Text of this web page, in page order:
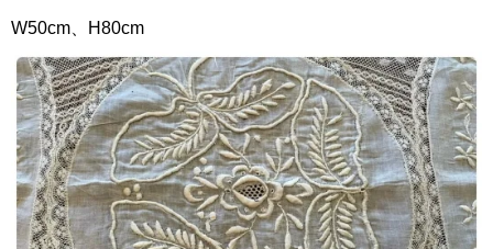
W50cm、H80cm